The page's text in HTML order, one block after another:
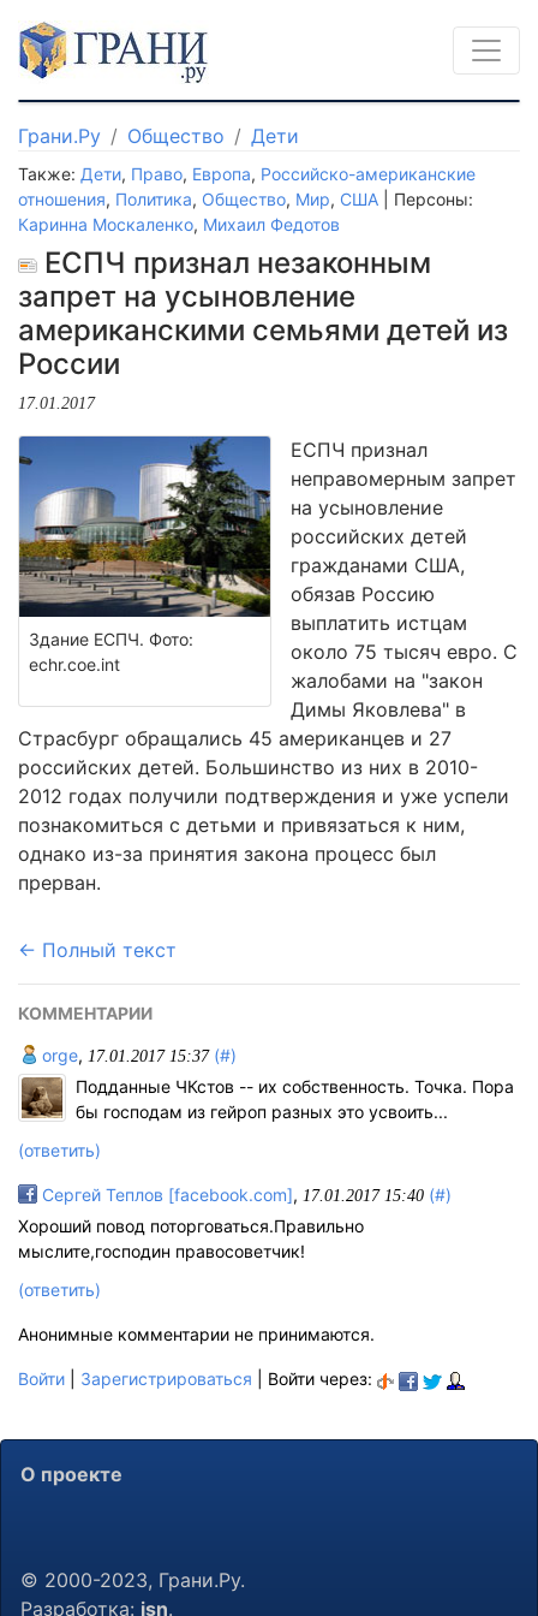
Грани.Ру Общество Дети
Также: Дети, Право, Европа, Российско-американские
отношения, Политика, Общество, Мир, США | Персоны:
Каринна Москаленко, Михаил Федотов
ЕСПЧ признал незаконным
запрет на усыновление
американскими семьями детей из
России
17.01.2017
Здание ЕСПЧ. Фото:
echr.coe.int
ЕСПЧ признал
неправомерным запрет
на усыновление
российских детей
гражданами США,
обязав Россию
выплатить истцам
около 75 тысяч евро. С
жалобами на "закон
Димы Яковлева" в
Страсбург обращались 45 американцев и 27
российских детей. Большинство из них в 2010-
2012 годах получили подтверждения и уже успели
познакомиться с детьми и привязаться к ним,
однако из-за принятия закона процесс был
прерван.
← Полный текст
КОММЕНТАРИИ
orge, 17.01.2017 15:37 (#)
Подданные ЧКстов -- их собственность. Точка. Пора
бы господам из гейроп разных это усвоить...
(ответить)
Сергей Теплов [facebook.com], 17.01.2017 15:40 (#)
Хороший повод поторговаться.Правильно
мыслите,господин правосоветчик!
(ответить)
Анонимные комментарии не принимаются.
Войти Зарегистрироваться | Войти через:
О проекте
© 2000-2023, Грани.Ру.
Разработка: jsn.